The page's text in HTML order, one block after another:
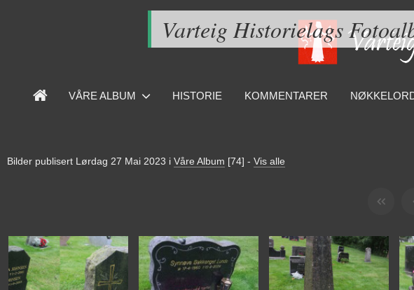
Varteig Historielags
VÅRE ALBUM HISTORIE KOMMENTARER
Bilder publisert Lørdag 27 Mai 2023 i Våre Album [74] - Vis alle